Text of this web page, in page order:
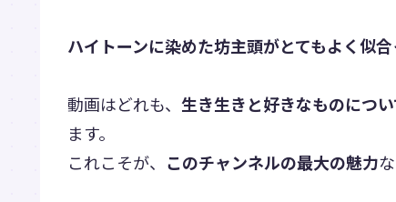
ハイトーンに染めた坊主頭がとてもよく似合
動画はどれも、 生き生きと好きなものにつ
ます。
これこそが、 このチャンネルの最大の魅力